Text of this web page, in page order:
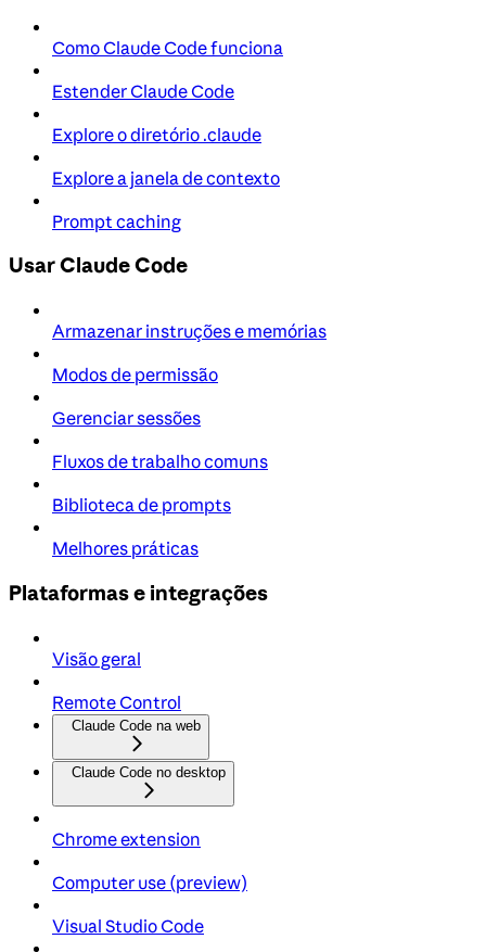
Como Claude Code funciona
Estender Claude Code
Explore o diretório .claude
Explore a janela de contexto
Prompt caching
Usar Claude Code
Armazenar instruções e memórias
Modos de permissão
Gerenciar sessões
Fluxos de trabalho comuns
Biblioteca de prompts
Melhores práticas
Plataformas e integrações
Visão geral
Remote Control
Claude Code na web
Claude Code no desktop
Chrome extension
Computer use (preview)
Visual Studio Code